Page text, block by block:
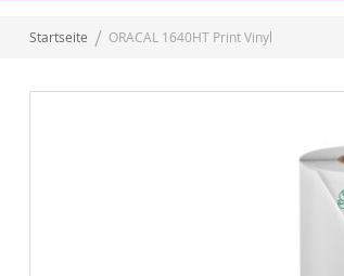
Startseite ORACAL 1640HT Print Vinyl